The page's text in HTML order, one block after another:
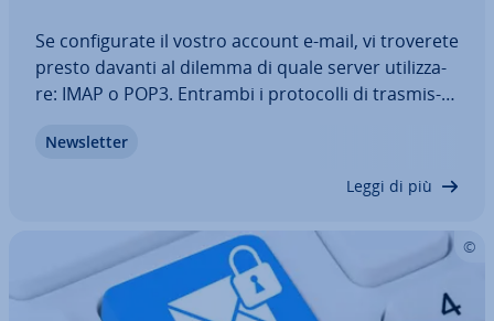
Se con­fi­gu­ra­te il vostro account e-mail, vi troverete
presto davanti al dilemma di quale server uti­liz­za­
re: IMAP o POP3. Entrambi i pro­to­col­li di tra­smis­
posta elet­tro­ni­ca. Ma quali sono le dif­fe­ren­ze tra
New­slet­ter
Leggi di più